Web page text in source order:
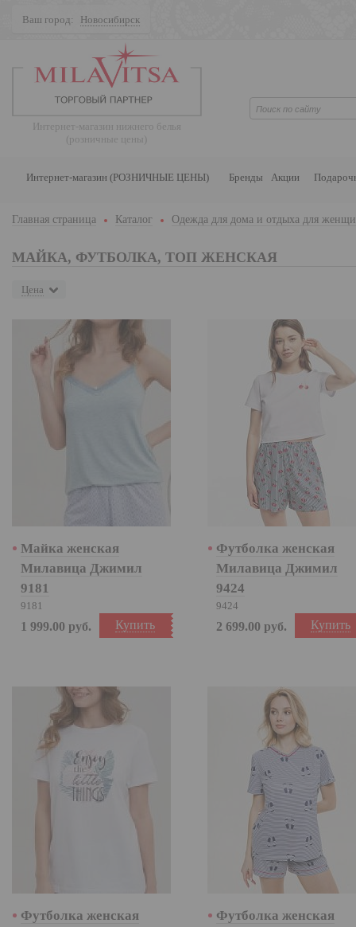
Ваш город: Новосибирск
Интернет-магазин нижнего белья
(розничные цены)
Интернет-магазин (РОЗНИЧНЫЕ ЦЕНЫ) Бренды Акции
Главная страница Каталог Одежда для дома и отдыха для
МАЙКА, ФУТБОЛКА, ТОП ЖЕНСКАЯ
Цена
Майка женская
Милавица Джимил
9181
9181
Купить
1 999.00 руб.
Футболка женская
Милавица Джимил
9424
9424
Купить
2 699.00 руб.
Футболка женская
Футболка женская